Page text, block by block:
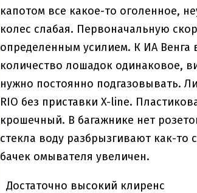
капотом все какое-то оголенное,
колес слабая. Первоначальную
определенным усилием. К ИА Венга
количество лошадок одинаковое,
нужно постоянно подгазовывать.
RIO без приставки X-line.
крошечный. В багажнике нет
стекла воду разбрызгивают как-то
бачек омывателя увеличен.
Достаточно высокий клиренс